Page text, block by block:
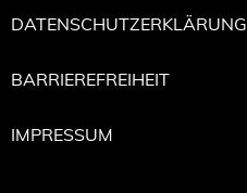
DATENSCHUTZERKLÄRUNG
BARRIEREFREIHEIT
IMPRESSUM